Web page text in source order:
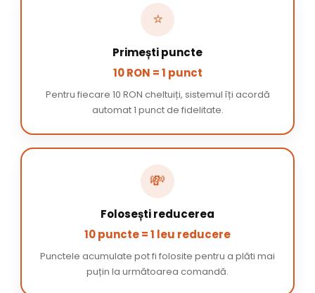
⭐
Primești puncte
10 RON = 1 punct
Pentru fiecare 10 RON cheltuiți, sistemul îți acordă
automat 1 punct de fidelitate.
💸
Folosești reducerea
10 puncte = 1 leu reducere
Punctele acumulate pot fi folosite pentru a plăti mai
puțin la următoarea comandă.